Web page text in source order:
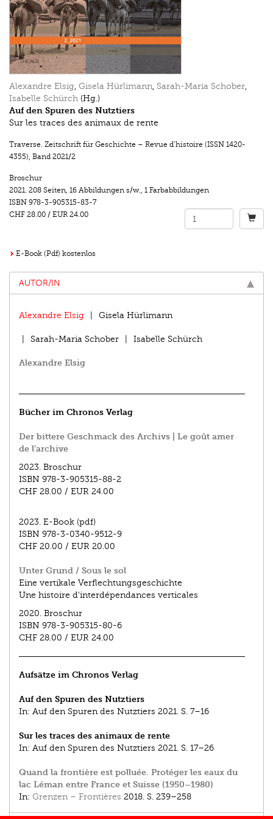
Alexandre Elsig, Gisela Hürlimann, Sarah-Maria Schober,
Isabelle Schürch (Hg.)
Auf den Spuren des Nutztiers
Sur les traces des animaux de rente
Traverse. Zeitschrift für Geschichte – Revue d’histoire (ISSN 1420-
4355), Band 2021/2
Broschur
2021. 208 Seiten, 16 Abbildungen s/w., 1 Farbabbildungen
ISBN 978-3-905315-83-7
CHF 28.00 / EUR 24.00
E-Book (Pdf) kostenlos
AUTOR/IN
Alexandre Elsig Gisela Hürlimann
Sarah-Maria Schober Isabelle Schürch
Alexandre Elsig
Bücher im Chronos Verlag
Der bittere Geschmack des Archivs | Le goût amer
de l’archive
2023. Broschur
ISBN 978-3-905315-88-2
CHF 28.00 / EUR 24.00
2023. E-Book (pdf)
ISBN 978-3-0340-9512-9
CHF 20.00 / EUR 20.00
Unter Grund / Sous le sol
Eine vertikale Verflechtungsgeschichte
Une histoire d'interdépendances verticales
2020. Broschur
ISBN 978-3-905315-80-6
CHF 28.00 / EUR 24.00
Aufsätze im Chronos Verlag
Auf den Spuren des Nutztiers
In: Auf den Spuren des Nutztiers 2021. S. 7–16
Sur les traces des animaux de rente
In: Auf den Spuren des Nutztiers 2021. S. 17–26
Quand la frontière est polluée. Protéger les eaux du
lac Léman entre France et Suisse (1950–1980)
In: Grenzen – Frontières 2018. S. 239–258